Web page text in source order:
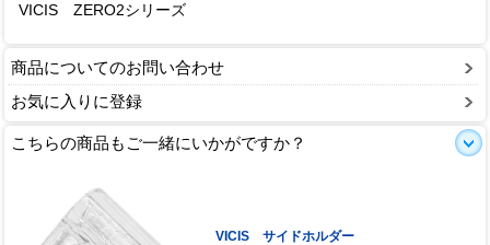
VICIS ZERO2シリーズ
商品についてのお問い合わせ
お気に入りに登録
こちらの商品もご一緒にいかがですか？
VICIS サイドホルダー